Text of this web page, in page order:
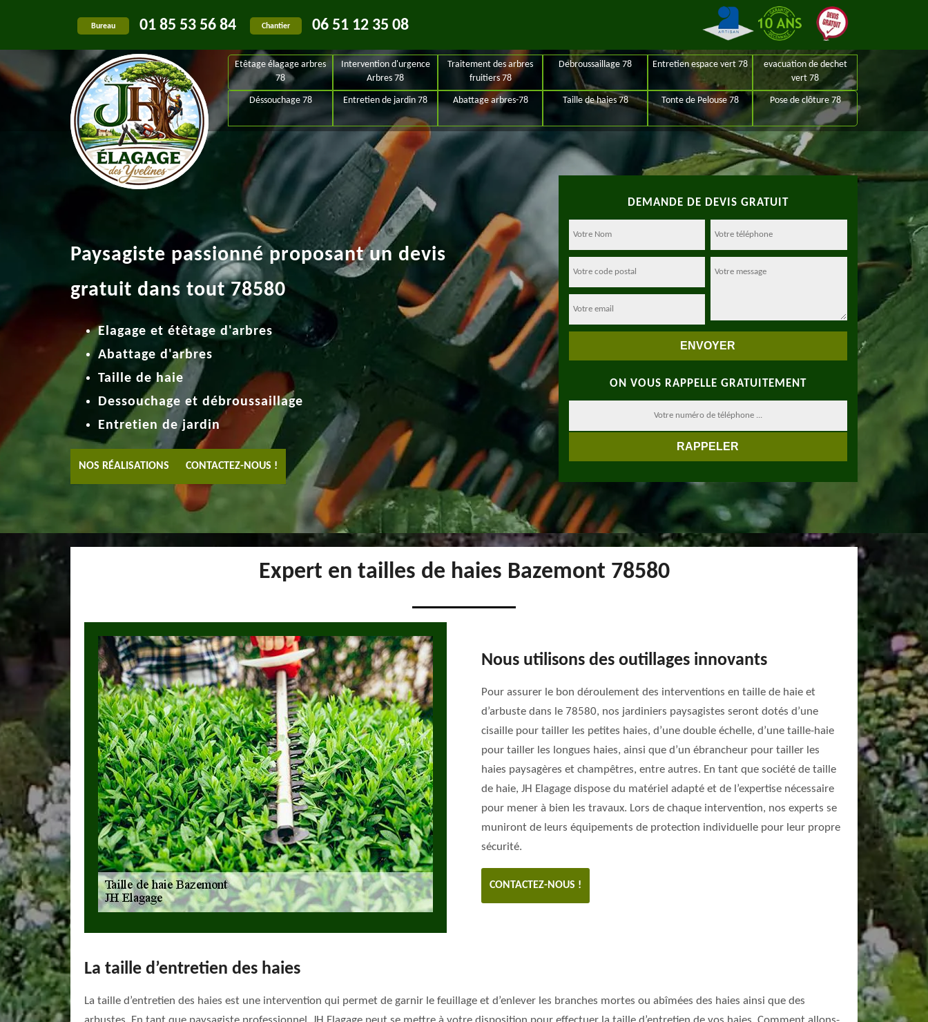
Bureau 01 85 53 56 84 Chantier 06 51 12 35 08
Etêtage élagage arbres
78
Intervention d'urgence
Arbres 78
Traitement des arbres
fruitiers 78
Debroussaillage 78 Entretien espace vert 78
evacuation de dechet
vert 78
Déssouchage 78 Entretien de jardin 78 Abattage arbres-78 Taille de haies 78 Tonte de Pelouse 78 Pose de clôture 78
DEMANDE DE DEVIS GRATUIT
ON VOUS RAPPELLE GRATUITEMENT
Paysagiste passionné proposant un devis
gratuit dans tout 78580
Elagage et étêtage d'arbres
Abattage d'arbres
Taille de haie
Dessouchage et débroussaillage
Entretien de jardin
NOS RÉALISATIONS CONTACTEZ-NOUS !
Expert en tailles de haies Bazemont 78580
Nous utilisons des outillages innovants
Pour assurer le bon déroulement des interventions en taille de haie et
d’arbuste dans le 78580, nos jardiniers paysagistes seront dotés d’une
cisaille pour tailler les petites haies, d’une double échelle, d’une taille-haie
pour tailler les longues haies, ainsi que d’un ébrancheur pour tailler les
haies paysagères et champêtres, entre autres. En tant que société de taille
de haie, JH Elagage dispose du matériel adapté et de l’expertise nécessaire
pour mener à bien les travaux. Lors de chaque intervention, nos experts se
muniront de leurs équipements de protection individuelle pour leur propre
sécurité.
CONTACTEZ-NOUS !
La taille d’entretien des haies
La taille d’entretien des haies est une intervention qui permet de garnir le feuillage et d’enlever les branches mortes ou abîmées des haies ainsi que des